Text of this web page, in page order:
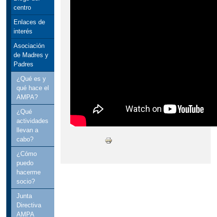
centro
Enlaces de
interés
Asociación
de Madres y
Padres
¿Qué es y
qué hace el
AMPA?
¿Qué
actividades
llevan a
cabo?
¿Cómo
puedo
hacerme
socio?
Junta
Directiva
AMPA